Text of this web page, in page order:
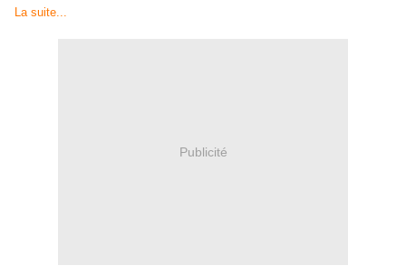
La suite...
Publicité